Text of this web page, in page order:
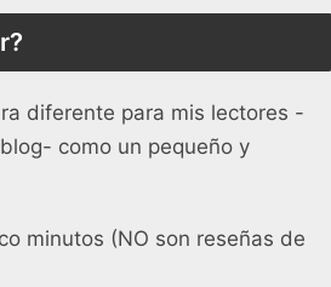
diferente para mis lectores -
como un pequeño y
minutos (NO son reseñas de